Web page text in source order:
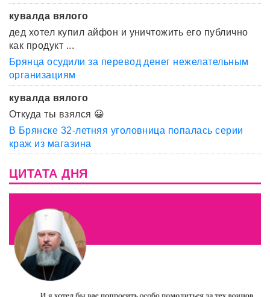
кувалда вялого
дед хотел купил айфон и уничтожить его публично
как продукт ...
Брянца осудили за перевод денег нежелательным
организациям
кувалда вялого
Откуда ты взялся 😀
В Брянске 32-летняя уголовница попалась серии
краж из магазина
ЦИТАТА ДНЯ